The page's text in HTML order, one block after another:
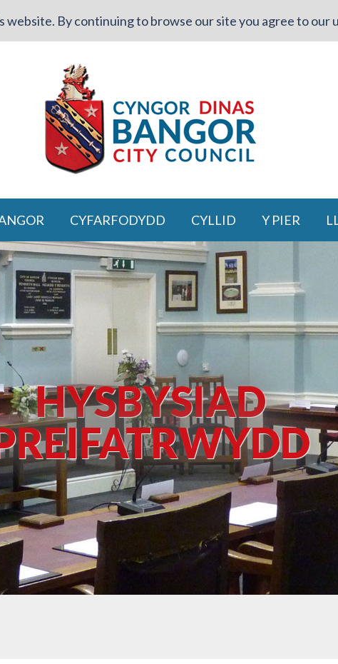
By continuing to browse our site you agree to our
CYFARFODYDD CYLLID Y PIER
HYSBYSIAD